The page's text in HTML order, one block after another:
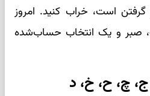
است، خراب کنید. امروز
صبر و یک انتخاب حساب‌شده
چ، ح، خ، د